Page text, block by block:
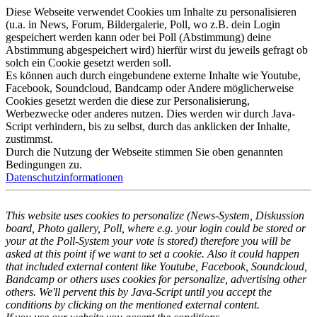
Diese Webseite verwendet Cookies um Inhalte zu personalisieren
(u.a. in News, Forum, Bildergalerie, Poll, wo z.B. dein Login
gespeichert werden kann oder bei Poll (Abstimmung) deine
Abstimmung abgespeichert wird) hierfür wirst du jeweils gefragt ob
solch ein Cookie gesetzt werden soll.
Es können auch durch eingebundene externe Inhalte wie Youtube,
Facebook, Soundcloud, Bandcamp oder Andere möglicherweise
Cookies gesetzt werden die diese zur Personalisierung,
Werbezwecke oder anderes nutzen. Dies werden wir durch Java-
Script verhindern, bis zu selbst, durch das anklicken der Inhalte,
zustimmst.
Durch die Nutzung der Webseite stimmen Sie oben genannten
Bedingungen zu.
Datenschutzinformationen
This website uses cookies to personalize (News-System, Diskussion
board, Photo gallery, Poll, where e.g. your login could be stored or
your at the Poll-System your vote is stored) therefore you will be
asked at this point if we want to set a cookie. Also it could happen
that included external content like Youtube, Facebook, Soundcloud,
Bandcamp or others uses cookies for personalize, advertising other
others. We'll pervent this by Java-Script until you accept the
conditions by clicking on the mentioned external content.